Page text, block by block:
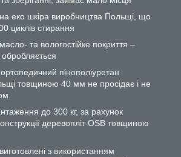
еко шкіра виробництва Польщі, що
циклів стирання
та вологостійке покриття –
пінополіуретан
товщиною 40 мм не просідає і не
до 300 кг, за рахунок
деревопліт OSB товщиною
з використанням